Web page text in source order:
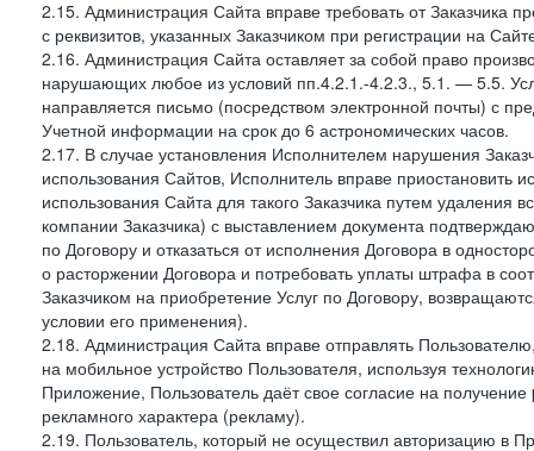
2.15. Администрация Сайта вправе требовать от Заказчика
с реквизитов, указанных Заказчиком при регистрации на
2.16. Администрация Сайта оставляет за собой право
нарушающих любое из условий пп.4.2.1.-4.2.3., 5.1. — 5.5.
направляется письмо (посредством электронной почты) с
Учетной информации на срок до 6 астрономических часов.
2.17. В случае установления Исполнителем нарушения
использования Сайтов, Исполнитель вправе приостановить
использования Сайта для такого Заказчика путем
компании Заказчика) с выставлением документа
по Договору и отказаться от исполнения Договора в
о расторжении Договора и потребовать уплаты штрафа в
Заказчиком на приобретение Услуг по Договору,
условии его применения).
2.18. Администрация Сайта вправе отправлять
на мобильное устройство Пользователя, используя
Приложение, Пользователь даёт свое согласие на
рекламного характера (рекламу).
2.19. Пользователь, который не осуществил авторизацию в